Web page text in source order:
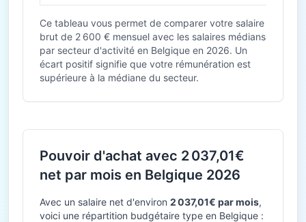
Ce tableau vous permet de comparer votre salaire
brut de 2 600 € mensuel avec les salaires médians
par secteur d'activité en Belgique en 2026. Un
écart positif signifie que votre rémunération est
supérieure à la médiane du secteur.
Pouvoir d'achat avec 2 037,01€
net par mois en Belgique 2026
Avec un salaire net d'environ 2 037,01€ par mois,
voici une répartition budgétaire type en Belgique :